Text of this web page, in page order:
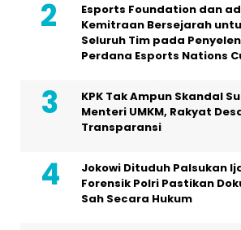
Esports Foundation dan
Kemitraan Bersejarah
Seluruh Tim pada
Perdana Esports Nations
KPK Tak Ampun Skandal
Menteri UMKM, Rakyat
Transparansi
Jokowi Dituduh Palsukan
Forensik Polri Pastikan
Sah Secara Hukum